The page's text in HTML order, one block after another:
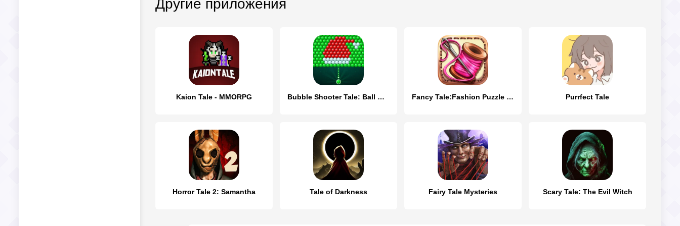
Другие приложения
Kaion Tale - MMORPG Bubble Shooter Tale: Ball Game Fancy Tale:Fashion Puzzle Game Purrfect Tale
Horror Tale 2: Samantha Tale of Darkness Fairy Tale Mysteries Scary Tale: The Evil Witch